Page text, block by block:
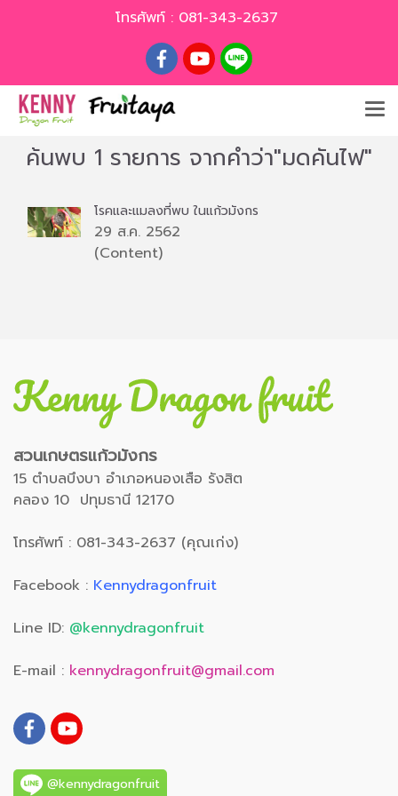
โทรศัพท์ : 081-343-2637
ค้นพบ 1 รายการ จากคำว่า"มดคันไฟ"
โรคและแมลงที่พบ ในแก้วมังกร
29 ส.ค. 2562
(Content)
สวนเกษตรแก้วมังกร
15 ตำบลบึงบา อำเภอหนองเสือ รังสิต
คลอง 10 ปทุมธานี 12170
โทรศัพท์ : 081-343-2637 (คุณเก่ง)
Facebook : Kennydragonfruit
Line ID: @kennydragonfruit
E-mail : kennydragonfruit@gmail.com
@kennydragonfruit